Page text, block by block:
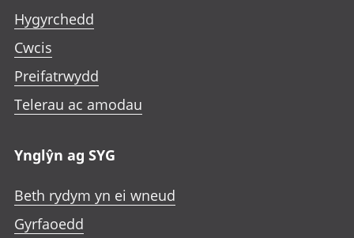
Hygyrchedd
Cwcis
Preifatrwydd
Telerau ac amodau
Ynglŷn ag SYG
Beth rydym yn ei wneud
Gyrfaoedd